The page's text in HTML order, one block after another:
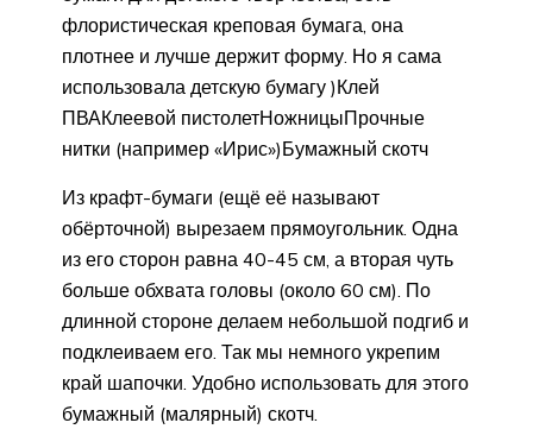
флористическая креповая бумага, она
плотнее и лучше держит форму. Но я сама
использовала детскую бумагу )Клей
ПВАКлеевой пистолетНожницыПрочные
нитки (например «Ирис»)Бумажный скотч
Из крафт-бумаги (ещё её называют
обёрточной) вырезаем прямоугольник. Одна
из его сторон равна 40-45 см, а вторая чуть
больше обхвата головы (около 60 см). По
длинной стороне делаем небольшой подгиб и
подклеиваем его. Так мы немного укрепим
край шапочки. Удобно использовать для этого
бумажный (малярный) скотч.